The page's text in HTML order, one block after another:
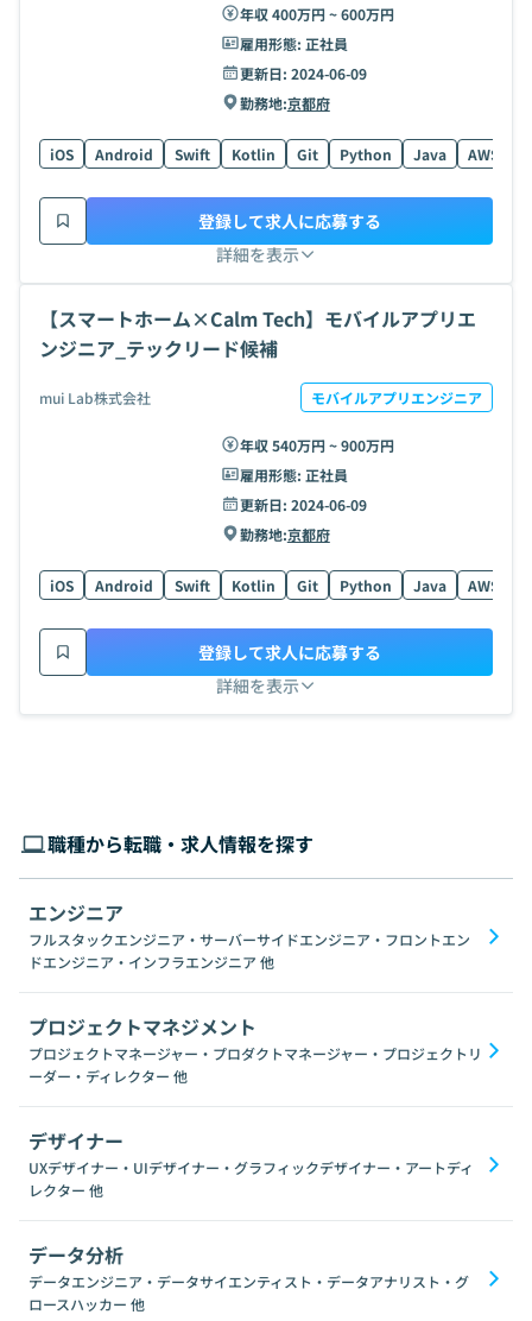
年収 400万円 ~ 600万円
雇用形態: 正社員
更新日: 2024-06-09
勤務地:京都府
iOS Android Swift Kotlin Git Python Java AWS
詳細を表示
登録して求人に応募する
【スマートホーム×Calm Tech】モバイルアプリエ
ンジニア_テックリード候補
mui Lab株式会社 モバイルアプリエンジニア
年収 540万円 ~ 900万円
雇用形態: 正社員
更新日: 2024-06-09
勤務地:京都府
iOS Android Swift Kotlin Git Python Java AWS
詳細を表示
登録して求人に応募する
職種から転職・求人情報を探す
エンジニア
フルスタックエンジニア・サーバーサイドエンジニア・フロントエン
ドエンジニア・インフラエンジニア 他
プロジェクトマネジメント
プロジェクトマネージャー・プロダクトマネージャー・プロジェクトリ
ーダー・ディレクター 他
デザイナー
UXデザイナー・UIデザイナー・グラフィックデザイナー・アートディ
レクター 他
データ分析
データエンジニア・データサイエンティスト・データアナリスト・グ
ロースハッカー 他